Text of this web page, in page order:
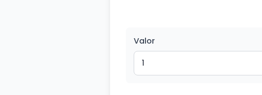
Valor